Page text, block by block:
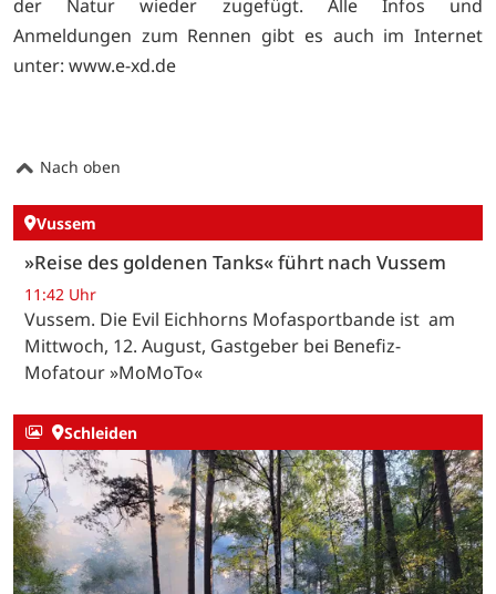
der Natur wieder zugefügt. Alle Infos und
Anmeldungen zum Rennen gibt es auch im Internet
unter: www.e-xd.de
Nach oben
Vussem
»Reise des goldenen Tanks« führt nach Vussem
11:42 Uhr
Vussem. Die Evil Eichhorns Mofasportbande ist am
Mittwoch, 12. August, Gastgeber bei Benefiz-
Mofatour »MoMoTo«
Schleiden